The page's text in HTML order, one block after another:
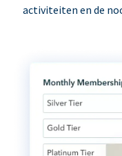
activiteiten en de